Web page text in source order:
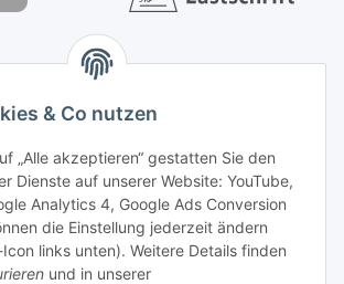
Land
719-8719
(Punkt) de
& Co nutzen
„Alle akzeptieren“ gestatten Sie den
Dienste auf unserer Website: YouTube,
Analytics 4, Google Ads Conversion
die Einstellung jederzeit ändern
links unten). Weitere Details finden
und in unserer